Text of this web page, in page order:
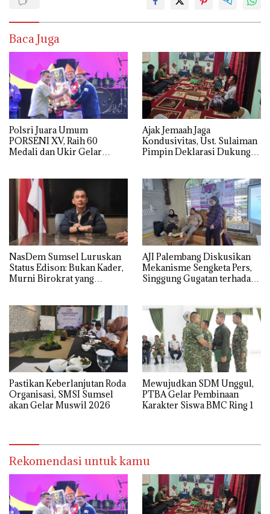
Baca Juga
Polsri Juara Umum
PORSENI XV, Raih 60
Medali dan Ukir Gelar
Ajak Jemaah Jaga
Kondusivitas, Ust. Sulaiman
Pimpin Deklarasi Dukung
NasDem Sumsel Luruskan
Status Edison: Bukan Kader,
Murni Birokrat yang
AJI Palembang Diskusikan
Mekanisme Sengketa Pers,
Singgung Gugatan terhadap
Pastikan Keberlanjutan Roda
Organisasi, SMSI Sumsel
akan Gelar Muswil 2026
Mewujudkan SDM Unggul,
PTBA Gelar Pembinaan
Karakter Siswa BMC Ring 1
Rekomendasi untuk kamu